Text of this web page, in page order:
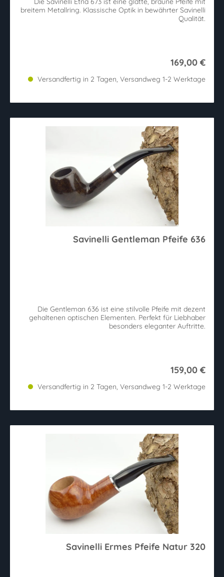
breitem Metallring. Klassische Optik in bewährter Savinelli
Qualität.
169,00 €
Versandfertig in 2 Tagen, Versandweg 1-2 Werktage
Savinelli Gentleman Pfeife 636
Die Gentleman 636 ist eine stilvolle Pfeife mit dezent
gehaltenen optischen Elementen. Perfekt für Liebhaber
besonders eleganter Auftritte.
159,00 €
Versandfertig in 2 Tagen, Versandweg 1-2 Werktage
Savinelli Ermes Pfeife Natur 320